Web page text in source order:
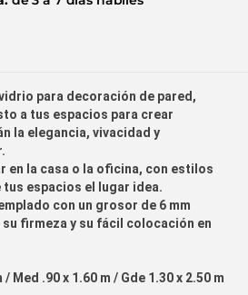
para decoración de pared,
a tus espacios para crear
la elegancia, vivacidad y
en la casa o la oficina, con estilos
espacios el lugar idea.
con un grosor de 6 mm
firmeza y su fácil colocación en
/ Med .90 x 1.60 m / Gde 1.30 x 2.50 m